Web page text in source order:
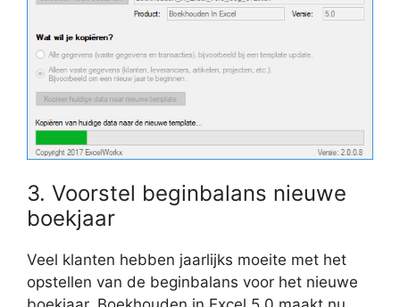
3. Voorstel beginbalans nieuwe
boekjaar
Veel klanten hebben jaarlijks moeite met het
opstellen van de beginbalans voor het nieuwe